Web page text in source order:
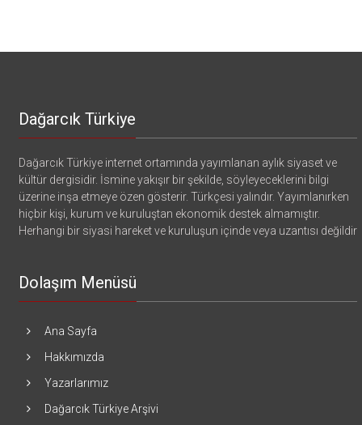
Dağarcık Türkiye
Dağarcık Türkiye internet ortamında yayımlanan aylık siyaset ve
kültür dergisidir. İsmine yakışır bir şekilde, söyleyeceklerini bilgi
üzerine inşa etmeye özen gösterir. Türkçesi yalındır. Yayımlanırken
hiçbir kişi, kurum ve kuruluştan ekonomik destek almamıştır.
Herhangi bir siyasi hareket ve kuruluşun içinde veya uzantısı değildir
Dolaşım Menüsü
Ana Sayfa
Hakkımızda
Yazarlarımız
Dağarcık Türkiye Arşivi